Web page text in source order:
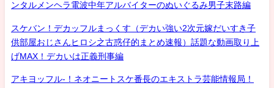
ンタルメンヘラ電波中年アルバイターのぬいぐるみ男子末路編
スケバン！デカッフルまっくす（デカい強い2次元嫁だいすき子
供部屋おじさんヒロシ之古惑仔的まとめ速報）話題な動画取り上
げMAX！デカいは正義刑事編
アキヨッフル-！ネオニートスケ番長のエキストラ芸能情報局！